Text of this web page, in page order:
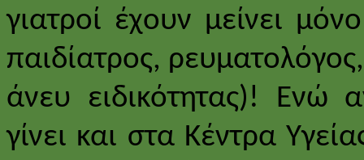
γιατροί έχουν μείνει
παιδίατρος,
άνευ ειδικότητας)! Ενώ
γίνει και στα Κέντρα